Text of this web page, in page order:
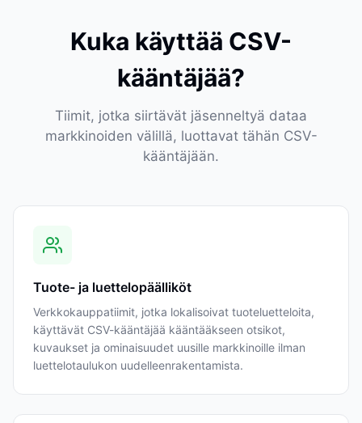
Kuka käyttää CSV-
kääntäjää?
Tiimit, jotka siirtävät jäsenneltyä dataa
markkinoiden välillä, luottavat tähän CSV-
kääntäjään.
Tuote- ja luettelopäälliköt
Verkkokauppatiimit, jotka lokalisoivat tuoteluetteloita,
käyttävät CSV-kääntäjää kääntääkseen otsikot,
kuvaukset ja ominaisuudet uusille markkinoille ilman
luettelotaulukon uudelleenrakentamista.